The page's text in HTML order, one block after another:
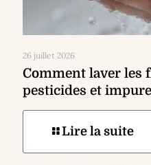
26 juillet 2026
Comment laver les
pesticides et
Lire la suite